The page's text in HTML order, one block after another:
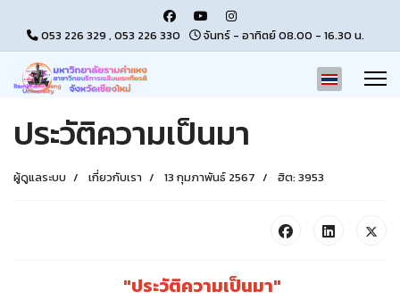
053 226 329 , 053 226 330 จันทร์ - อาทิตย์ 08.00 - 16.30 น.
เลือกภาษาข
ประวัติความเป็นมา
ผู้ดูแลระบบ เกี่ยวกับเรา 13 กุมภาพันธ์ 2567 ฮิต: 3953
"ประวัติความเป็นมา"